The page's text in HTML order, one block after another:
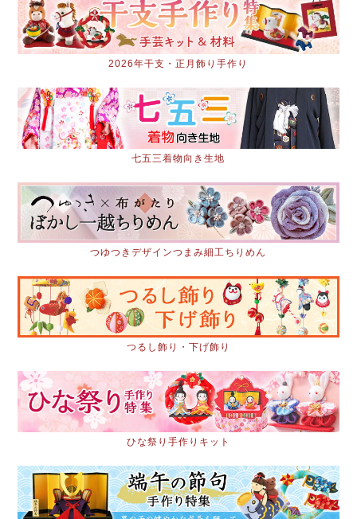
2026年干支・正月飾り手作り
七五三着物向き生地
つゆつきデザインつまみ細工ちりめん
つるし飾り・下げ飾り
ひな祭り手作りキット